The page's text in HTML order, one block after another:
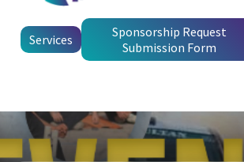
Services
Sponsorship Request
Submission Form